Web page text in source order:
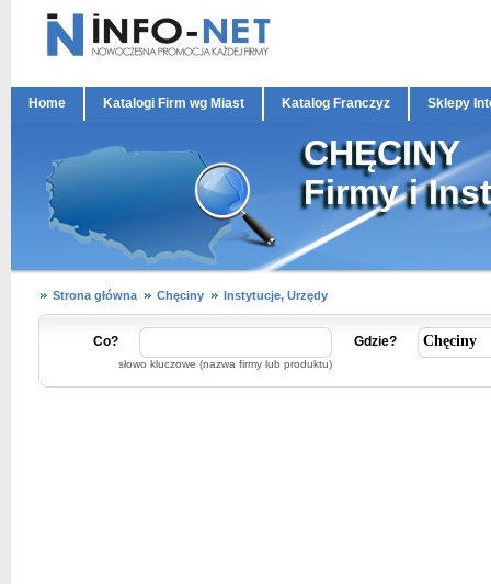
Home Katalogi Firm wg Miast Katalog Franczyz Sklepy
CHĘCINY
Firmy i
Strona główna Chęciny Instytucje, Urzędy
Co?
słowo kluczowe (nazwa firmy lub produktu)
Gdzie?